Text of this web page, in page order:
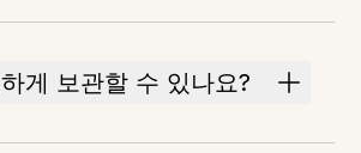
게 보관할 수 있나요?